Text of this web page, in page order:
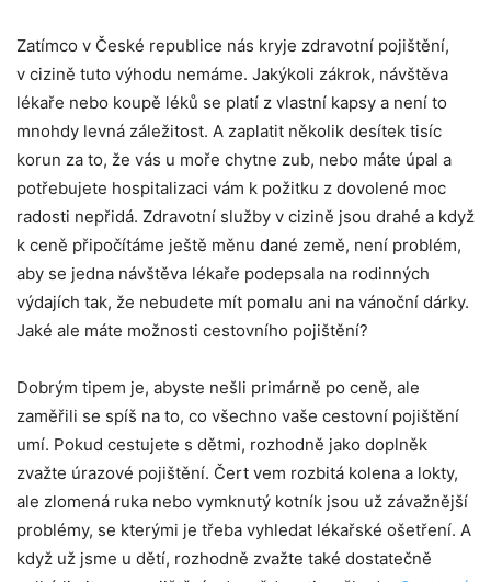
Zatímco v České republice nás kryje zdravotní pojištění,
v cizině tuto výhodu nemáme. Jakýkoli zákrok, návštěva
lékaře nebo koupě léků se platí z vlastní kapsy a není to
mnohdy levná záležitost. A zaplatit několik desítek tisíc
korun za to, že vás u moře chytne zub, nebo máte úpal a
potřebujete hospitalizaci vám k požitku z dovolené moc
radosti nepřidá. Zdravotní služby v cizině jsou drahé a když
k ceně připočítáme ještě měnu dané země, není problém,
aby se jedna návštěva lékaře podepsala na rodinných
výdajích tak, že nebudete mít pomalu ani na vánoční dárky.
Jaké ale máte možnosti cestovního pojištění?
Dobrým tipem je, abyste nešli primárně po ceně, ale
zaměřili se spíš na to, co všechno vaše cestovní pojištění
umí. Pokud cestujete s dětmi, rozhodně jako doplněk
zvažte úrazové pojištění. Čert vem rozbitá kolena a lokty,
ale zlomená ruka nebo vymknutý kotník jsou už závažnější
problémy, se kterými je třeba vyhledat lékařské ošetření. A
když už jsme u dětí, rozhodně zvažte také dostatečně